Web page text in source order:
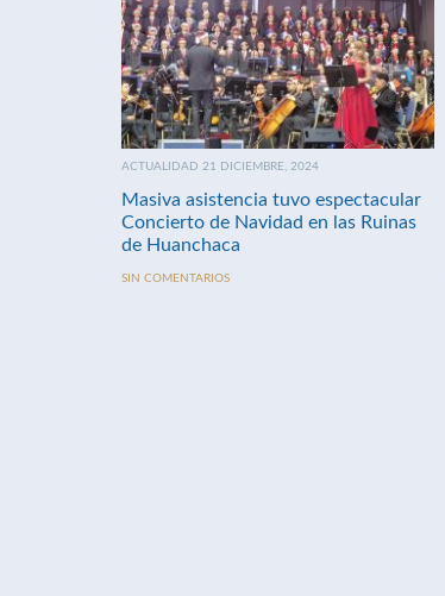
ACTUALIDAD 21 DICIEMBRE, 2024
Masiva asistencia tuvo espectacular
Concierto de Navidad en las Ruinas
de Huanchaca
SIN COMENTARIOS